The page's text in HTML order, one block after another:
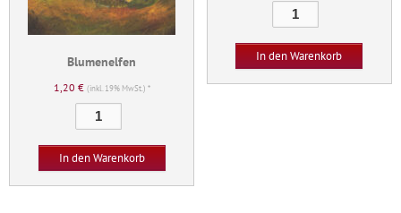
Blumenelfen
1,20 € (inkl. 19% MwSt.) *
Menge
In den Warenkorb
Menge
In den Warenkorb